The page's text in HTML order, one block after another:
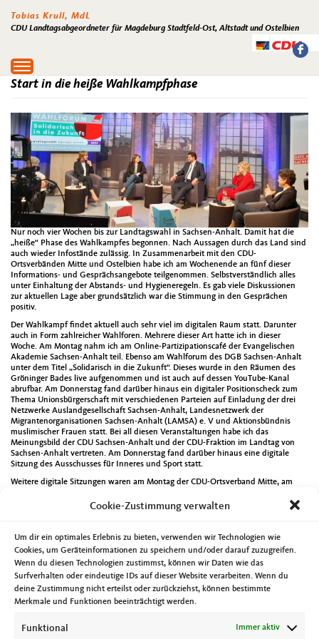
Cookie-Zustimmung verwalten
Um dir ein optimales Erlebnis zu bieten, verwenden wir Technologien wie
Cookies, um Geräteinformationen zu speichern und/oder darauf zuzugreifen.
Wenn du diesen Technologien zustimmst, können wir Daten wie das
Surfverhalten oder eindeutige IDs auf dieser Website verarbeiten. Wenn du
deine Zustimmung nicht erteilst oder zurückziehst, können bestimmte
Merkmale und Funktionen beeinträchtigt werden.
Funktional Immer aktiv
Tobias Krull, MdL
CDU Landtagsabgeordneter für Magdeburg Stadtfeld-Ost, Altstadt und Ostelbien
Toggle
navigation
Start in die heiße Wahlkampfphase
Nur noch vier Wochen bis zur Landtagswahl in Sachsen-Anhalt. Damit hat die
„heiße“ Phase des Wahlkampfes begonnen. Nach Aussagen durch das Land sind
auch wieder Infostände zulässig. In Zusammenarbeit mit den CDU-
Ortsverbänden Mitte und Ostelbien habe ich am Wochenende an fünf dieser
Informations- und Gesprächsangebote teilgenommen. Selbstverständlich alles
unter Einhaltung der Abstands- und Hygieneregeln. Es gab viele Diskussionen
zur aktuellen Lage aber grundsätzlich war die Stimmung in den Gesprächen
positiv.
Der Wahlkampf findet aktuell auch sehr viel im digitalen Raum statt. Darunter
auch in Form zahlreicher Wahlforen. Mehrere dieser Art hatte ich in dieser
Woche. Am Montag nahm ich am Online-Partizipationscafé der Evangelischen
Akademie Sachsen-Anhalt teil. Ebenso am Wahlforum des DGB Sachsen-Anhalt
unter dem Titel „Solidarisch in die Zukunft“. Dieses wurde in den Räumen des
Gröninger Bades live aufgenommen und ist auch auf dessen YouTube-Kanal
abrufbar. Am Donnerstag fand darüber hinaus ein digitaler Positionscheck zum
Thema Unionsbürgerschaft mit verschiedenen Parteien auf Einladung der drei
Netzwerke Auslandgesellschaft Sachsen-Anhalt, Landesnetzwerk der
Migrantenorganisationen Sachsen-Anhalt (LAMSA) e. V und Aktionsbündnis
muslimischer Frauen statt. Bei all diesen Veranstaltungen habe ich das
Meinungsbild der CDU Sachsen-Anhalt und der CDU-Fraktion im Landtag von
Sachsen-Anhalt vertreten. Am Donnerstag fand darüber hinaus eine digitale
Sitzung des Ausschusses für Inneres und Sport statt.
Weitere digitale Sitzungen waren am Montag der CDU-Ortsverband Mitte, am
Ressources fand am Mittwoch statt. Am Donnerstag das Virtuelle Novartis-Forum
„Lokal und integriert – Wie sieht die Gesundheitsversorgung von Morgen aus“,
Runde Tisch Familie zur Erarbeitung des gemeinsamen
Bundestagswahlprogramms der CDU und CSU. Zu einem Facebook-Live hatte
mich die CDA Magdeburg eingeladen. Gerne stand ich Rede und Antwort zu fünf
Jahren Landtagsarbeit und was aus meiner Sicht die Herausforderungen der
neuen Wahlperiode sein werden. Als Ehrenmitglied der Junge Union Magdeburg
war ich am Sonntag eingeladen an der Vorbereitung des digitalen Landestages
der Jungen Union Sachsen-Anhalt teilzunehmen.
Die beiden sind die Hauptköpfe hinter dem Nachwuchsgewinnungsfilm der